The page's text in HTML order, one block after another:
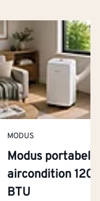
MODUS
Modus portabel
aircondition
BTU